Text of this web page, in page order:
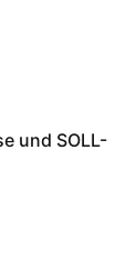
und SOLL-